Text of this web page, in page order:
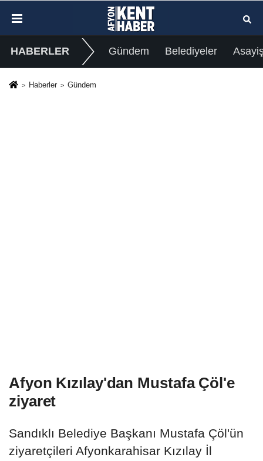
HABERLER Gündem Belediyeler
Haberler Gündem
Afyon Kızılay'dan Mustafa Çöl'e
ziyaret
Sandıklı Belediye Başkanı Mustafa Çöl'ün
ziyaretçileri Afyonkarahisar Kızılay İl